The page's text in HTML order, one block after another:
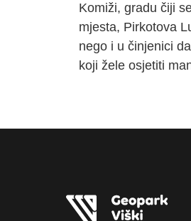
Komiži, gradu čiji
mjesta, Pirkotova
nego i u činjenici
koji žele osjetiti